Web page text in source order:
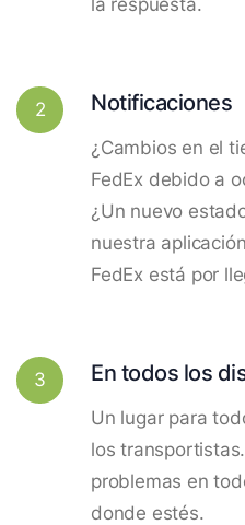
2 Notificaciones
¿Cambios en el
FedEx debido a
¿Un nuevo
nuestra
FedEx está por
3 En todos los
Un lugar para
los
problemas en
donde estés.